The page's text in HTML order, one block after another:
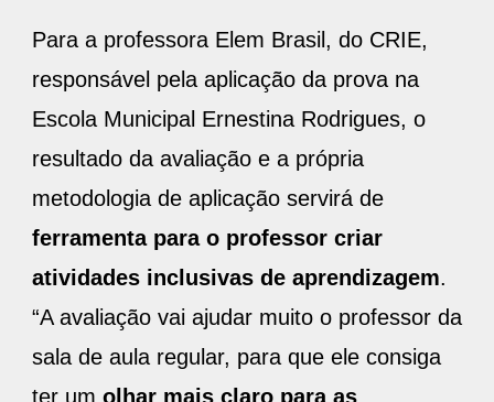
Para a professora Elem Brasil, do CRIE,
responsável pela aplicação da prova na
Escola Municipal Ernestina Rodrigues, o
resultado da avaliação e a própria
metodologia de aplicação servirá de
ferramenta para o professor criar
atividades inclusivas de aprendizagem.
“A avaliação vai ajudar muito o professor da
sala de aula regular, para que ele consiga
ter um olhar mais claro para as